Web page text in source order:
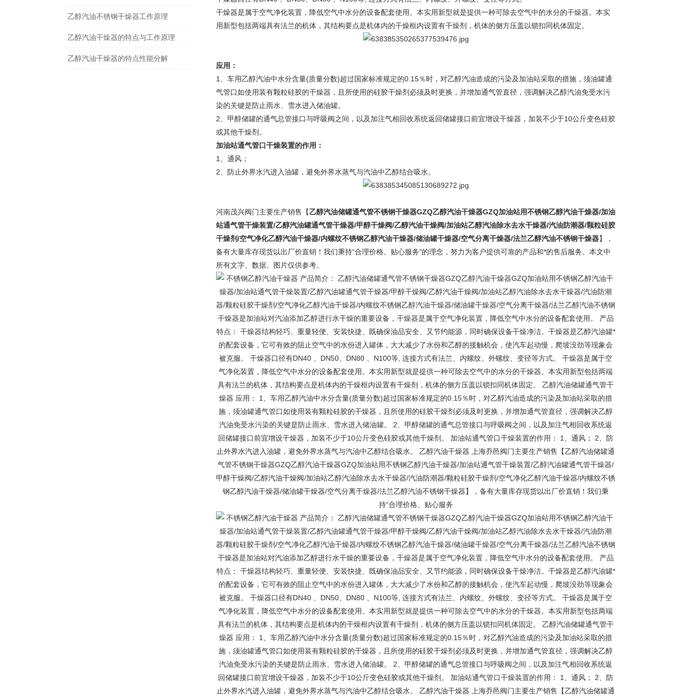
乙醇汽油不锈钢干燥器工作原理
乙醇汽油干燥器的特点与工作原理
乙醇汽油干燥器的特点性能分解
干燥器是属于空气净化装置，降低空气中水分的设备配套使用。本实用新型就是提供一种可除去空气中的水分的干燥器。本实
用新型包括两端具有法兰的机体，其结构要点是机体内的干燥框内设置有干燥剂，机体的侧方压盖以锁扣同机体固定。
应用：
1、车用乙醇汽油中水分含量(质量分数)超过国家标准规定的0.15％时，对乙醇汽油造成的污染及加油站采取的措施，须油罐通
气管口如使用装有颗粒硅胶的干燥器，且所使用的硅胶干燥剂必须及时更换，并增加通气管直径，强调解决乙醇汽油免受水污
染的关键是防止雨水、雪水进入储油罐。
2、甲醇储罐的通气总管接口与呼吸阀之间，以及加注气相回收系统返回储罐接口前宜增设干燥器，加装不少于10公斤变色硅胶
或其他干燥剂。
加油站通气管口干燥装置的作用：
1、通风；
2、防止外界水汽进入油罐，避免外界水蒸气与汽油中乙醇结合吸水。
河南茂兴阀门主要生产销售【乙醇汽油储罐通气管不锈钢干燥器GZQ乙醇汽油干燥器GZQ加油站用不锈钢乙醇汽油干燥器/加油
站通气管干燥装置/乙醇汽油罐通气管干燥器/甲醇干燥阀/乙醇汽油干燥阀/加油站乙醇汽油除水去水干燥器/汽油防潮器/颗粒硅胶
干燥剂/空气净化乙醇汽油干燥器/内螺纹不锈钢乙醇汽油干燥器/储油罐干燥器/空气分离干燥器/法兰乙醇汽油不锈钢干燥器】，
备有大量库存现货以出厂价直销！我们秉持“合理价格、贴心服务"的理念，努力为客户提供可靠的产品和*的售后服务。本文中
所有文字、数据、图片仅供参考。